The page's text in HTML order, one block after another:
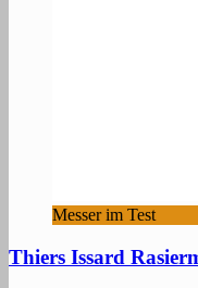
Messer im Test
Thiers Issard